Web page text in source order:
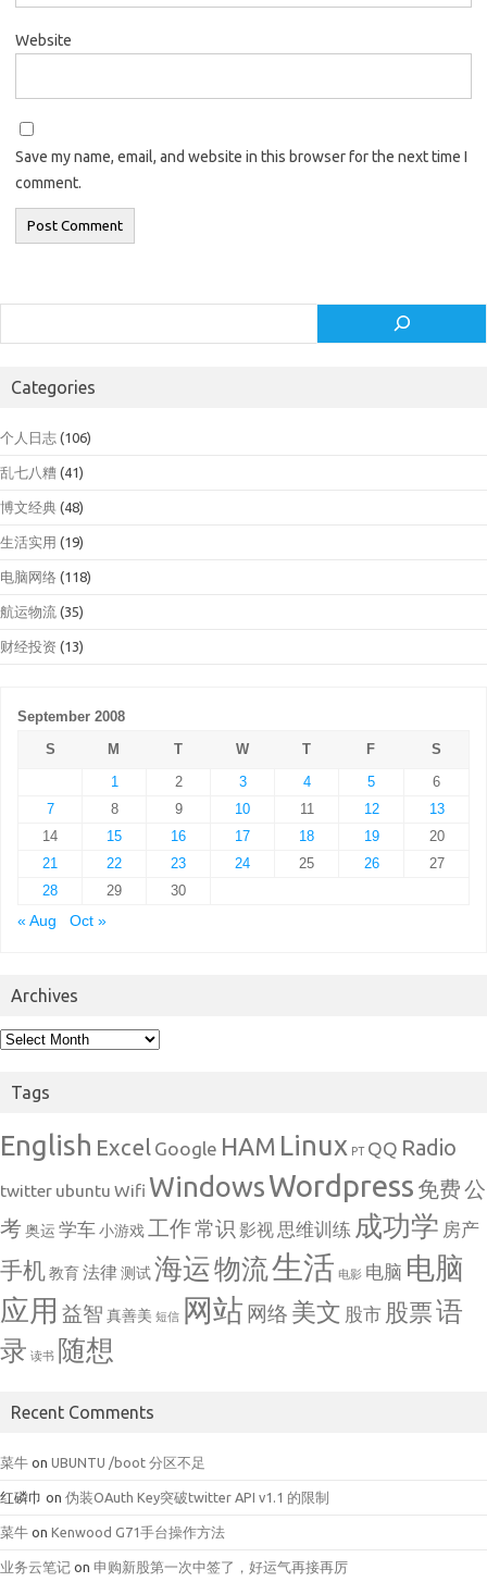
Website
Save my name, email, and website in this browser for the next time I
comment.
Categories
个人日志 (106)
乱七八糟 (41)
博文经典 (48)
生活实用 (19)
电脑网络 (118)
航运物流 (35)
财经投资 (13)
September 2008
S
M T W T F
S
1
2 3 4 5
6
7
8 9 10 11 12
13
14
15 16 17 18 19
20
21
22 23 24 25 26
27
28
29
30
« Aug
Oct »
Archives
Archives
Tags
English Excel Google HAM Linux PT QQ Radio
twitter ubuntu Wifi WindowsWordpress 免费公
考奥运 学车小游戏 工作常识 影视 思维训练 成功学 房产
手机 教育法律测试海运物流生活 电影 电脑 电脑
应用 益智 真善美 短信 网站 网络 美文 股市 股票语
录 读书 随想
Recent Comments
菜牛 on UBUNTU /boot 分区不足
红磷巾 on 伪装OAuth Key突破twitter API v1.1 的限制
菜牛 on Kenwood G71手台操作方法
业务云笔记 on 申购新股第一次中签了，好运气再接再厉